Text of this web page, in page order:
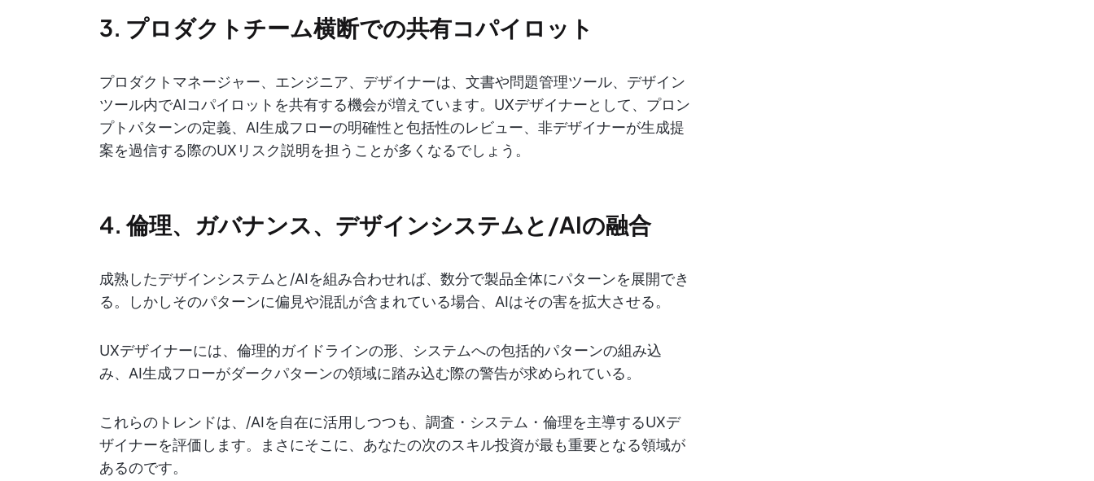
3. プロダクトチーム横断での共有コパイロット
プロダクトマネージャー、エンジニア、デザイナーは、文書や問題管理ツール、デザイン
ツール内でAIコパイロットを共有する機会が増えています。UXデザイナーとして、プロン
プトパターンの定義、AI生成フローの明確性と包括性のレビュー、非デザイナーが生成提
案を過信する際のUXリスク説明を担うことが多くなるでしょう。
4. 倫理、ガバナンス、デザインシステムと/AIの融合
成熟したデザインシステムと/AIを組み合わせれば、数分で製品全体にパターンを展開でき
る。しかしそのパターンに偏見や混乱が含まれている場合、AIはその害を拡大させる。
UXデザイナーには、倫理的ガイドラインの形、システムへの包括的パターンの組み込
み、AI生成フローがダークパターンの領域に踏み込む際の警告が求められている。
これらのトレンドは、/AIを自在に活用しつつも、調査・システム・倫理を主導するUXデ
ザイナーを評価します。まさにそこに、あなたの次のスキル投資が最も重要となる領域が
あるのです。